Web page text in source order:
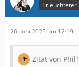
Erleuchteter
26. Juni 2025 um 12:19
Zitat von